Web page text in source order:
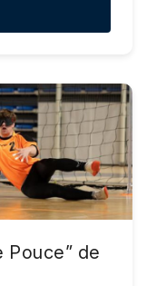
Pouce” de